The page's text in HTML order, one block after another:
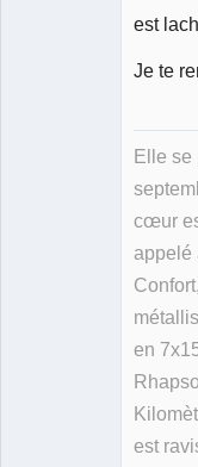
est
Je te
Elle se
cœur
appelé
en
est